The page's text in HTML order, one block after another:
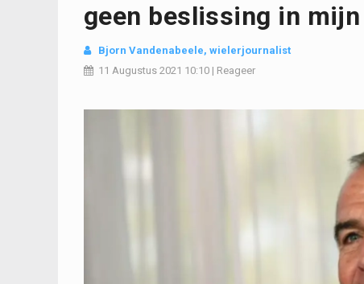
geen beslissing in mijn
Bjorn Vandenabeele, wielerjournalist
11 Augustus 2021 10:10 | Reageer